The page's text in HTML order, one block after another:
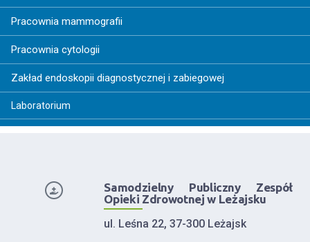
Pracownia mammografii
Pracownia cytologii
Zakład endoskopii diagnostycznej i zabiegowej
Laboratorium
Samodzielny Publiczny Zespół
Opieki Zdrowotnej w Leżajsku
ul. Leśna 22, 37-300 Leżajsk